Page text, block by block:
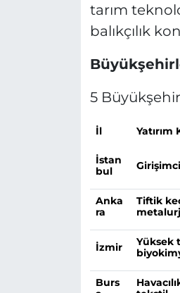
tarım
balıkçılık
5
İl Yatırım
İstan
bul
Anka
ra
Tiftik
İzmir
Yüksek
Burs